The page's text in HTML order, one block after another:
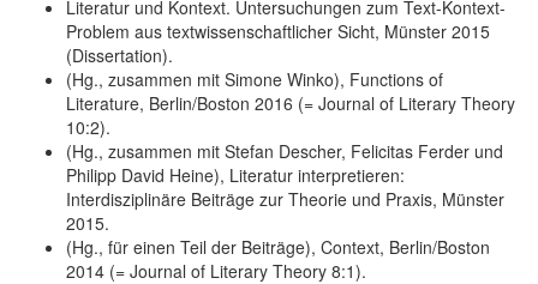
Literatur und Kontext. Untersuchungen zum Text-Kontext-
Problem aus textwissenschaftlicher Sicht, Münster 2015
(Dissertation).
(Hg., zusammen mit Simone Winko), Functions of
Literature, Berlin/Boston 2016 (= Journal of Literary Theory
10:2).
(Hg., zusammen mit Stefan Descher, Felicitas Ferder und
Philipp David Heine), Literatur interpretieren:
Interdisziplinäre Beiträge zur Theorie und Praxis, Münster
2015.
(Hg., für einen Teil der Beiträge), Context, Berlin/Boston
2014 (= Journal of Literary Theory 8:1).